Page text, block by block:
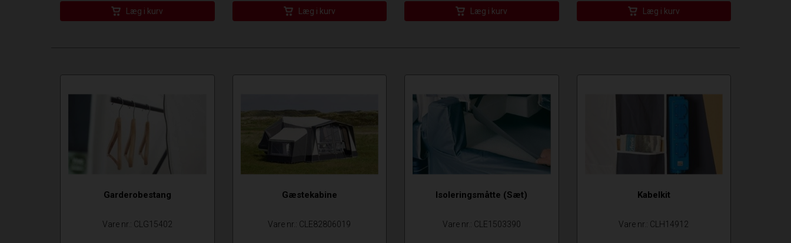
Læg i kurv Læg i kurv Læg i kurv Læg i kurv
Garderobestang
Vare nr.: CLG15402
Gæstekabine
Vare nr.: CLE82806019
Isoleringsmåtte (Sæt)
Vare nr.: CLE1503390
Kabelkit
Vare nr.: CLH14912